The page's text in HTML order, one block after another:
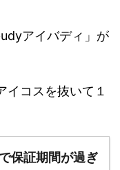
アイバディ」が
イコスを抜いて１
保証期間が過ぎ